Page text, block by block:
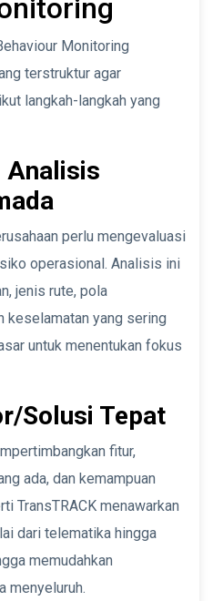
Monitoring
terstruktur agar
langkah-langkah yang
Analisis
perlu mengevaluasi
operasional. Analisis ini
jenis rute, pola
keselamatan yang sering
untuk menentukan fokus
Solusi Tepat
fitur,
ada, dan kemampuan
TransTRACK menawarkan
dari telematika hingga
memudahkan
menyeluruh.